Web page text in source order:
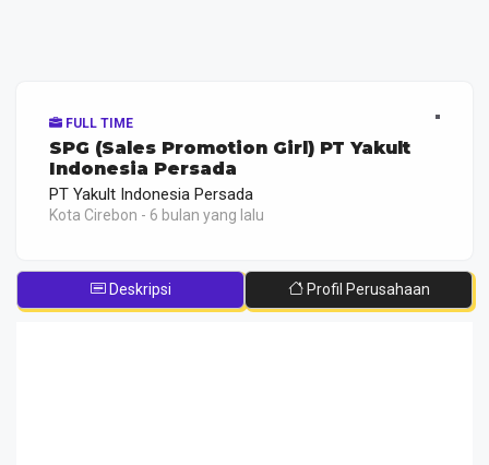
FULL TIME
SPG (Sales Promotion Girl) PT Yakult
Indonesia Persada
PT Yakult Indonesia Persada
Kota Cirebon - 6 bulan yang lalu
Deskripsi Profil Perusahaan